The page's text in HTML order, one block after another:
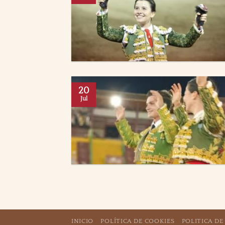
20
Jul
INICIO POLÍTICA DE COOKIES POLITICA